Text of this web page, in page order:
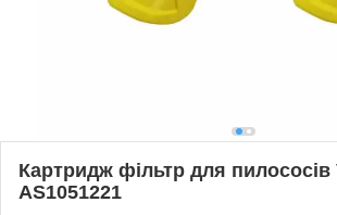
Картридж фільтр для пилососів
AS1051221